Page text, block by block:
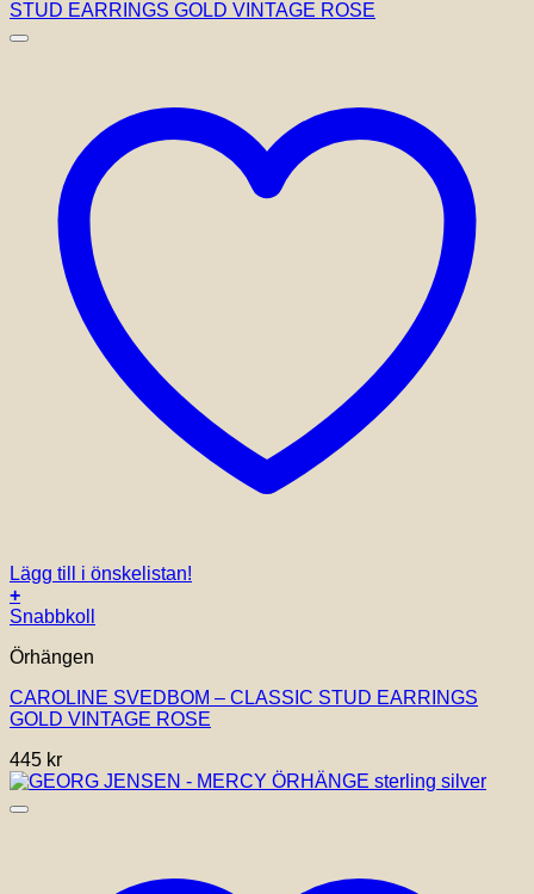
Lägg till i önskelistan!
+
Snabbkoll
Örhängen
CAROLINE SVEDBOM – CLASSIC STUD EARRINGS
GOLD VINTAGE ROSE
445 kr